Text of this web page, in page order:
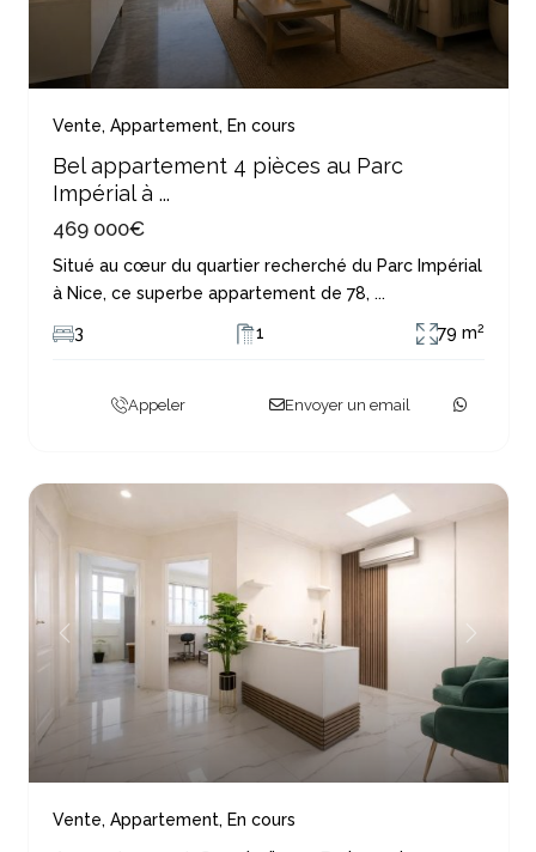
Vente, Appartement, En cours
Bel appartement 4 pièces au Parc
Impérial à ...
469 000€
Situé au cœur du quartier recherché du Parc Impérial
à Nice, ce superbe appartement de 78, ...
3 1 79 m2
Appeler Envoyer un email
Previous Next
Vente, Appartement, En cours